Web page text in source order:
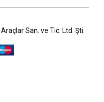
San. ve Tic. Ltd. Şti.